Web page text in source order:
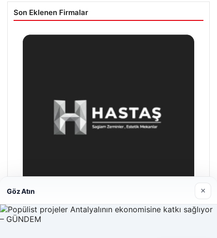
Son Eklenen Firmalar
Hastaş Beton
Göz Atın ×